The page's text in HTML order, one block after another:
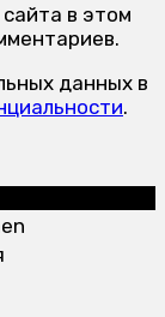
в этом
данных в
.